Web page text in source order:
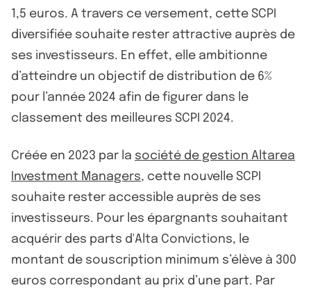
1,5 euros. A travers ce versement, cette SCPI
diversifiée souhaite rester attractive auprès de
ses investisseurs. En effet, elle ambitionne
d’atteindre un objectif de distribution de 6%
pour l’année 2024 afin de figurer dans le
classement des meilleures SCPI 2024.
Créée en 2023 par la société de gestion Altarea
Investment Managers, cette nouvelle SCPI
souhaite rester accessible auprès de ses
investisseurs. Pour les épargnants souhaitant
acquérir des parts d'Alta Convictions, le
montant de souscription minimum s’élève à 300
euros correspondant au prix d’une part. Par